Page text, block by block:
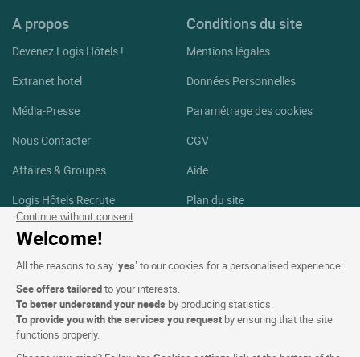
Continue without consent
Welcome!
All the reasons to say ‘yes’ to our cookies for a personalised experience:
See offers tailoredto your interests.
To better understand your needs by producing statistics.
To provide you with the services you request by ensuring that the site
functions properly.
A propos
Devenez Logis Hôtels !
Extranet hotel
Média-Presse
Nous Contacter
Affaires & Groupes
Logis Hôtels Recrute
Conditions du site
Mentions légales
Données Personnelles
Paramétrage des cookies
CGV
Aide
Plan du site
Suivez-nous
Facebook
Linkedin